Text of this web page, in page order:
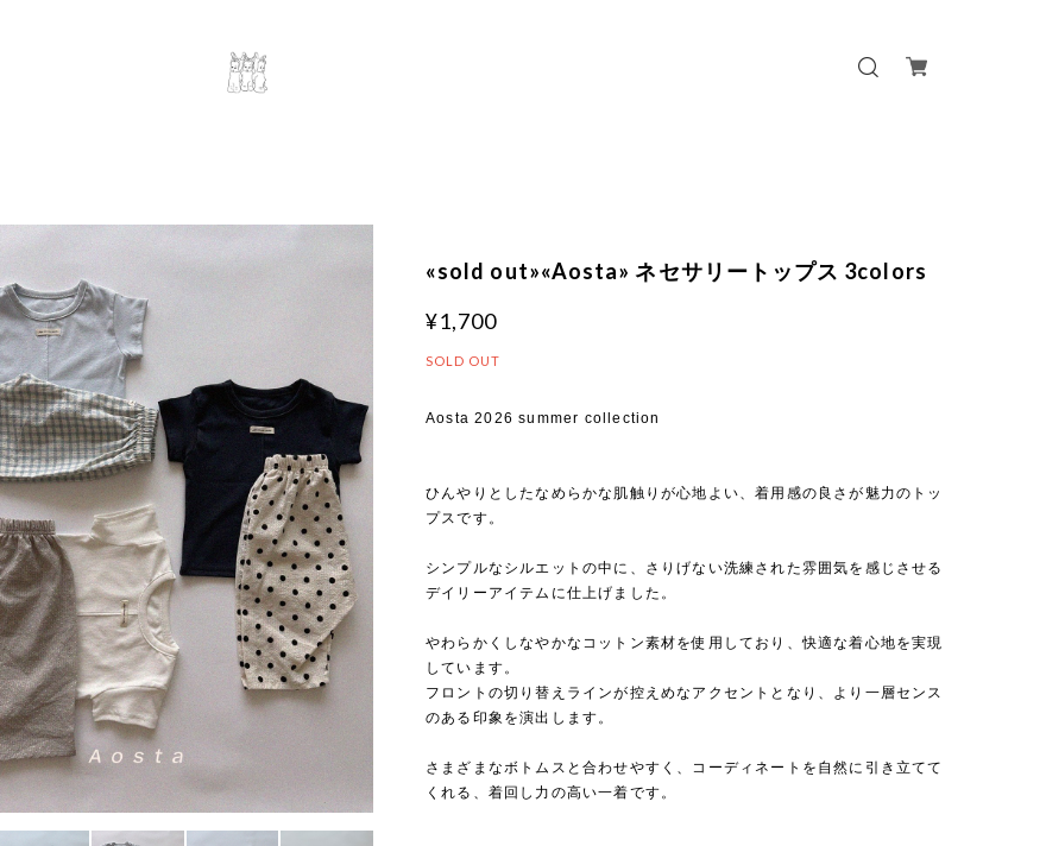
«sold out»«Aosta» ネセサリートップス 3colors
¥1,700
SOLD OUT
Aosta 2026 summer collection
ひんやりとしたなめらかな肌触りが心地よい、着用感の良さが魅力のトッ
プスです。
シンプルなシルエットの中に、さりげない洗練された雰囲気を感じさせる
デイリーアイテムに仕上げました。
やわらかくしなやかなコットン素材を使用しており、快適な着心地を実現
しています。
フロントの切り替えラインが控えめなアクセントとなり、より一層センス
のある印象を演出します。
さまざまなボトムスと合わせやすく、コーディネートを自然に引き立てて
くれる、着回し力の高い一着です。